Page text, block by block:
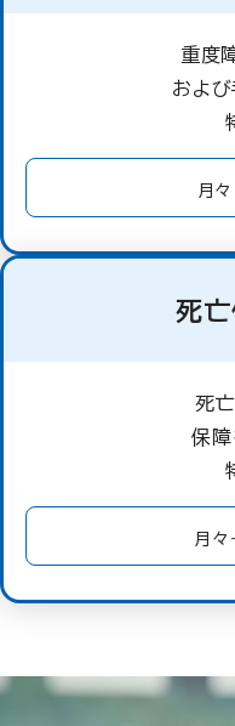
重度
およ
月々
死
死
保障
月々